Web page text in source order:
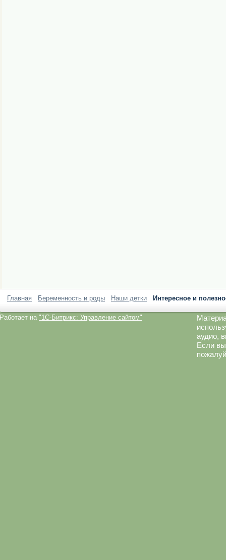
Главная Беременность и роды Наши детки Интересное и
Работает на "1C-Битрикс: Управление сайтом"
аудио,
Если вы